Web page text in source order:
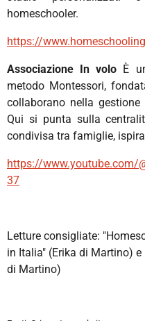
homeschooler.
https://
Associazione In volo È
metodo Montessori,
collaborano nella
Qui si punta sulla
condivisa tra famiglie,
https://www.youtube.com/
37
Letture consigliate:
in Italia" (Erika di Martino) e
di Martino)